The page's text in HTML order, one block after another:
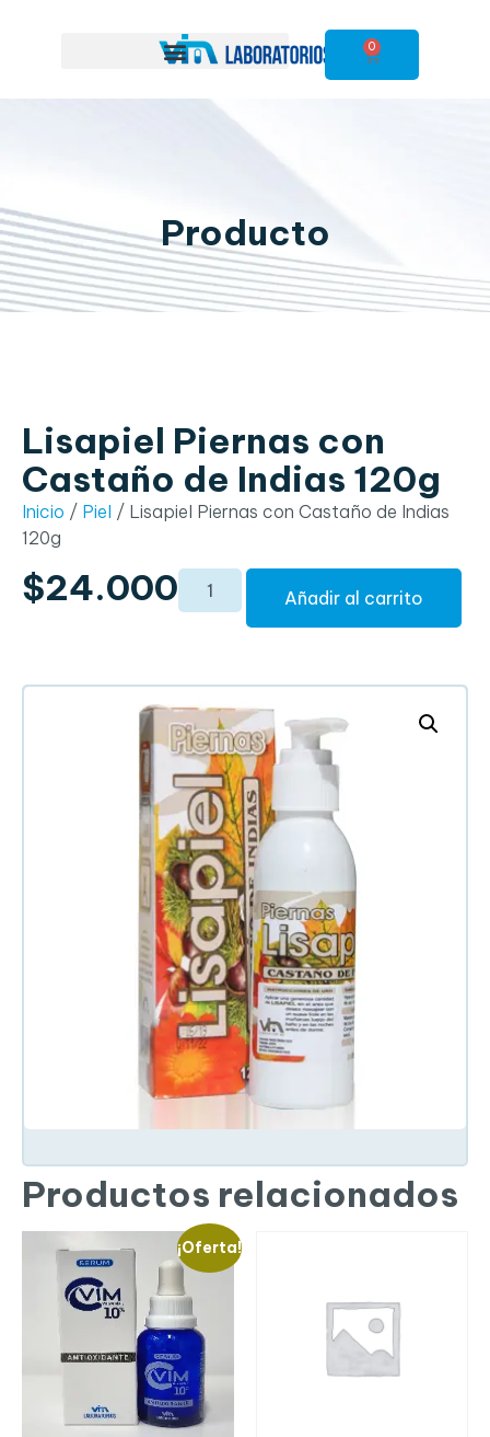
0
Producto
Lisapiel Piernas con
Castaño de Indias 120g
Inicio / Piel / Lisapiel Piernas con Castaño de Indias
120g
$24.000 Añadir al carrito
Productos relacionados
¡Oferta!